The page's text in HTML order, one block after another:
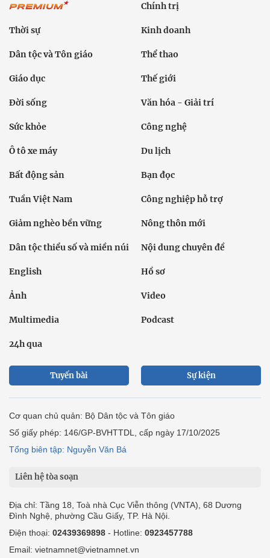
Chính trị
Thời sự Kinh doanh
Dân tộc và Tôn giáo Thể thao
Giáo dục Thế giới
Đời sống Văn hóa - Giải trí
Sức khỏe Công nghệ
Ô tô xe máy Du lịch
Bất động sản Bạn đọc
Tuần Việt Nam Công nghiệp hỗ trợ
Giảm nghèo bền vững Nông thôn mới
Dân tộc thiểu số và miền núi Nội dung chuyên đề
English Hồ sơ
Ảnh Video
Multimedia Podcast
24h qua
Tuyến bài Sự kiện
Cơ quan chủ quản: Bộ Dân tộc và Tôn giáo
Số giấy phép: 146/GP-BVHTTDL, cấp ngày 17/10/2025
Tổng biên tập: Nguyễn Văn Bá
Liên hệ tòa soạn
Địa chỉ: Tầng 18, Toà nhà Cục Viễn thông (VNTA), 68 Dương
Đình Nghệ, phường Cầu Giấy, TP. Hà Nội.
Điện thoại: 02439369898 - Hotline: 0923457788
Email: vietnamnet@vietnamnet.vn